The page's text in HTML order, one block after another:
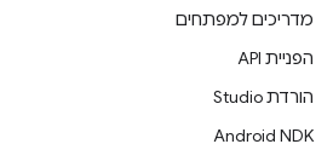
מדריכים למפתחים
הפניית API
הורדת Studio
Android NDK